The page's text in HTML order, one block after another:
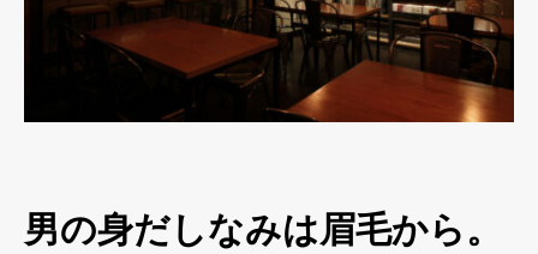
男の身だしなみは眉毛から。